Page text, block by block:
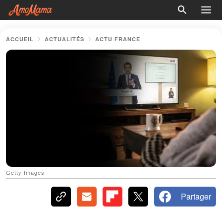
ACCUEIL ACTUALITÉS ACTU FRANCE
Getty Images
Partager